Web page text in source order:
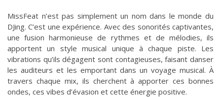
MissFeat n’est pas simplement un nom dans le monde du
DJing. C’est une expérience. Avec des sonorités captivantes,
une fusion harmonieuse de rythmes et de mélodies, ils
apportent un style musical unique à chaque piste. Les
vibrations qu’ils dégagent sont contagieuses, faisant danser
les auditeurs et les emportant dans un voyage musical. À
travers chaque mix, ils cherchent à apporter ces bonnes
ondes, ces vibes d’évasion et cette énergie positive.